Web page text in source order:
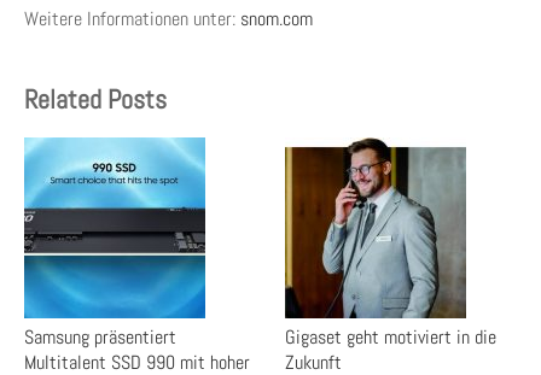
Weitere Informationen unter: snom.com
Related Posts
Samsung präsentiert
Multitalent SSD 990 mit hoher
Gigaset geht motiviert in die
Zukunft